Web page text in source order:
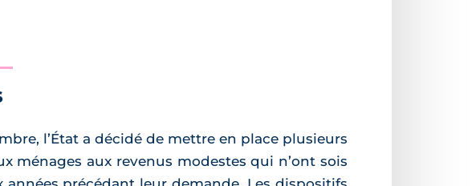
l’État a décidé de mettre en place plusieurs
ménages aux revenus modestes qui n’ont sois